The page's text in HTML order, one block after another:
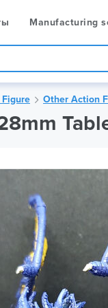
Manufacturing
Other Action